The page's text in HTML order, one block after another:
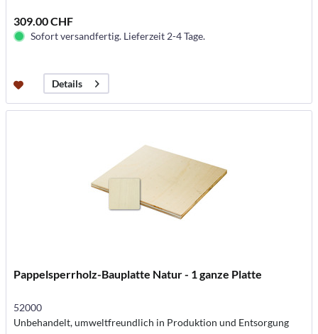
309.00 CHF
Sofort versandfertig. Lieferzeit 2-4 Tage.
Details
Pappelsperrholz-Bauplatte Natur - 1 ganze Platte
52000
Unbehandelt, umweltfreundlich in Produktion und Entsorgung